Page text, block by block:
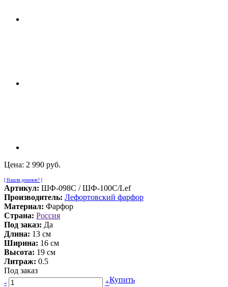
Цена: 2 990 руб.
[ Нашли дешевле? ]
Артикул: ШФ-098С / ШФ-100С/Lef
Производитель: Лефортовский фарфор
Материал: Фарфор
Страна: Россия
Под заказ: Да
Длина: 13 см
Ширина: 16 см
Высота: 19 см
Литраж: 0.5
Под заказ
-
+Купить